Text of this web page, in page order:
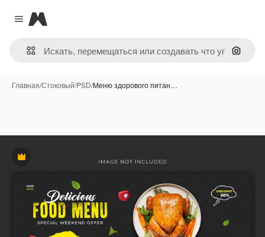
Close menu
Magnific
Поиск
Главная/Стоковый/PSD/Меню здорового питан…
Премиум